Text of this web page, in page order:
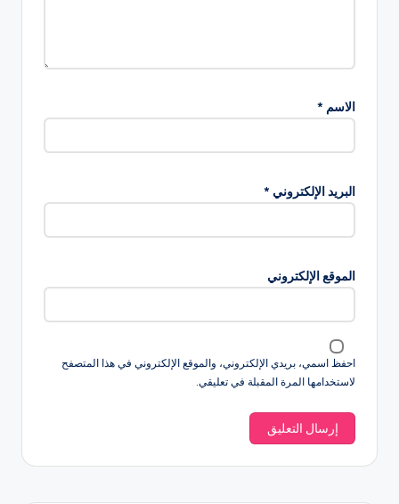
الاسم *
البريد الإلكتروني *
الموقع الإلكتروني
احفظ اسمي، بريدي الإلكتروني، والموقع الإلكتروني في هذا المتصفح
لاستخدامها المرة المقبلة في تعليقي.